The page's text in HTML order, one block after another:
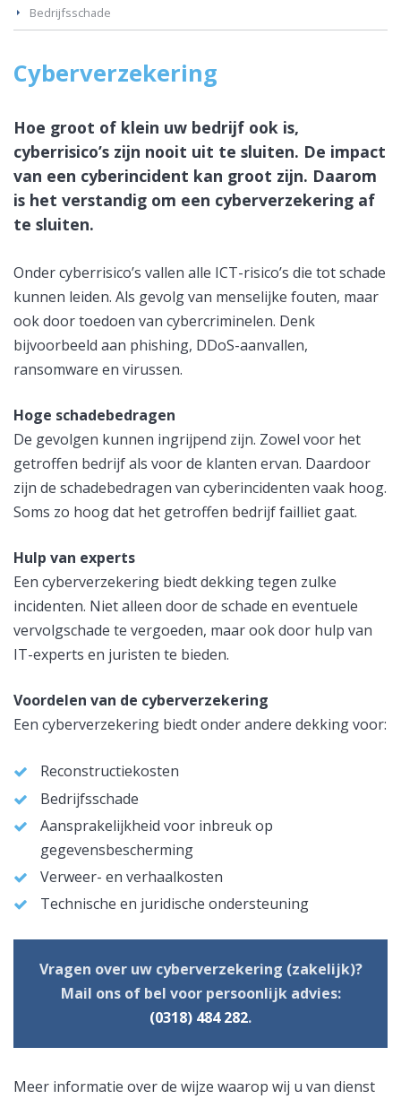
Bedrijfsschade
Cyberverzekering
Hoe groot of klein uw bedrijf ook is,
cyberrisico’s zijn nooit uit te sluiten. De impact
van een cyberincident kan groot zijn. Daarom
is het verstandig om een cyberverzekering af
te sluiten.
Onder cyberrisico’s vallen alle ICT-risico’s die tot schade
kunnen leiden. Als gevolg van menselijke fouten, maar
ook door toedoen van cybercriminelen. Denk
bijvoorbeeld aan phishing, DDoS-aanvallen,
ransomware en virussen.
Hoge schadebedragen
De gevolgen kunnen ingrijpend zijn. Zowel voor het
getroffen bedrijf als voor de klanten ervan. Daardoor
zijn de schadebedragen van cyberincidenten vaak hoog.
Soms zo hoog dat het getroffen bedrijf failliet gaat.
Hulp van experts
Een cyberverzekering biedt dekking tegen zulke
incidenten. Niet alleen door de schade en eventuele
vervolgschade te vergoeden, maar ook door hulp van
IT-experts en juristen te bieden.
Voordelen van de cyberverzekering
Een cyberverzekering biedt onder andere dekking voor:
Reconstructiekosten
Bedrijfsschade
Aansprakelijkheid voor inbreuk op
gegevensbescherming
Verweer- en verhaalkosten
Technische en juridische ondersteuning
Vragen over uw cyberverzekering (zakelijk)?
Mail ons of bel voor persoonlijk advies:
(0318) 484 282.
Meer informatie over de wijze waarop wij u van dienst